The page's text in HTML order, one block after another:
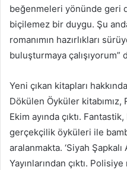
beğenmeleri yönünde geri
biçilemez bir duygu. Şu
romanımın hazırlıkları
buluşturmaya çalışıyorum”
Yeni çıkan kitapları
Dökülen Öyküler kitabımız,
Ekim ayında çıktı.
gerçekçilik öyküleri ile
aralanmakta. ‘Siyah Şapkalı
Yayınlarından çıktı.